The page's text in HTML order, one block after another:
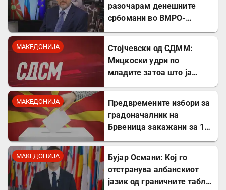
разочарам денешните
србомани во ВМРО-
против Србославија
МАКЕДОНИЈА
Стојчевски од СДММ:
Мицкоски удри по
младите затоа што ја
МАКЕДОНИЈА
Предвремените избори за
градоначалник на
Брвеница закажани за 18
МАКЕДОНИЈА
Бујар Османи: Кој го
отстранува албанскиот
јазик од граничните табли,